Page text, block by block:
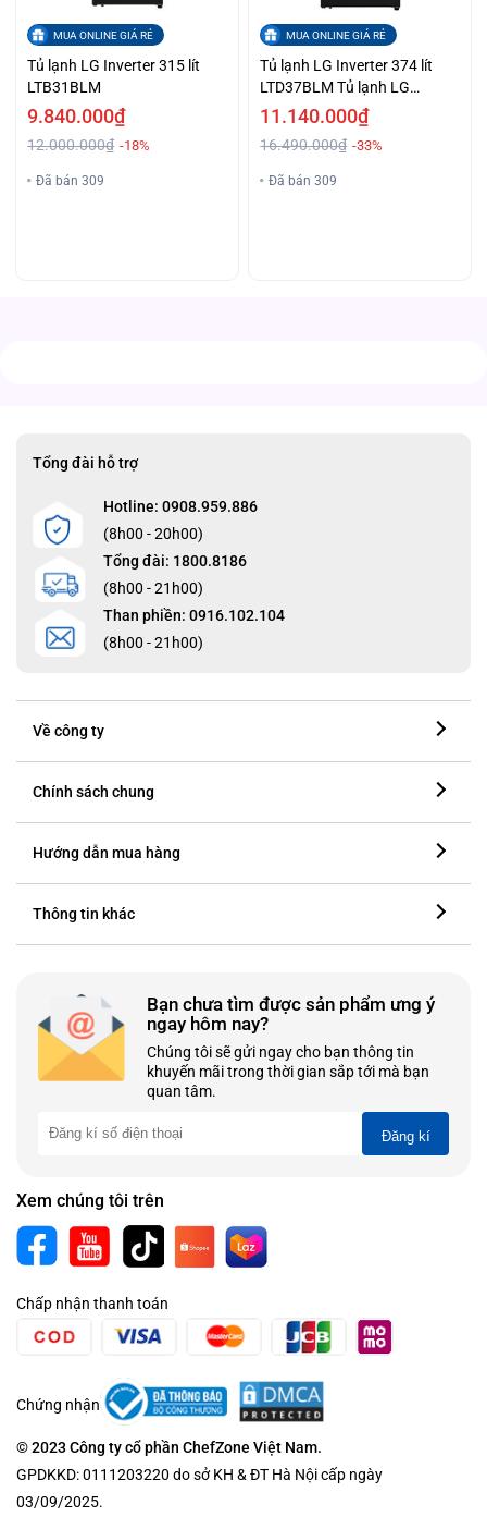
MUA ONLINE GIÁ RẺ
Tủ lạnh LG Inverter 315 lít
LTB31BLM
9.840.000₫
12.000.000₫ -18%
Đã bán 309
MUA ONLINE GIÁ RẺ
Tủ lạnh LG Inverter 374 lít
LTD37BLM Tủ lạnh LG
Inverter 374 lít LTD37BLM
11.140.000₫
16.490.000₫ -33%
Đã bán 309
Tổng đài hỗ trợ
Hotline: 0908.959.886
(8h00 - 20h00)
Tổng đài: 1800.8186
(8h00 - 21h00)
Than phiền: 0916.102.104
(8h00 - 21h00)
Về công ty
Chính sách chung
Hướng dẫn mua hàng
Thông tin khác
Bạn chưa tìm được sản phẩm ưng ý
ngay hôm nay?
Chúng tôi sẽ gửi ngay cho bạn thông tin
khuyến mãi trong thời gian sắp tới mà bạn
quan tâm.
Đăng kí
Xem chúng tôi trên
Chấp nhận thanh toán
Chứng nhận
© 2023 Công ty cổ phần ChefZone Việt Nam.
GPDKKD: 0111203220 do sở KH & ĐT Hà Nội cấp ngày
03/09/2025.